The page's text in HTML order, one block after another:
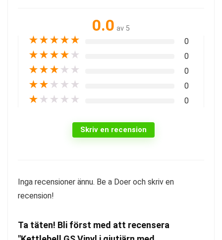
0.0 av 5
★★★★★ 0
★★★★ ★ 0
★★★ ★ ★ 0
★★ ★ ★ ★ 0
★ ★ ★ ★ ★ 0
Skriv en recension
Inga recensioner ännu. Be a Doer och skriv en
recension!
Ta täten! Bli först med att recensera